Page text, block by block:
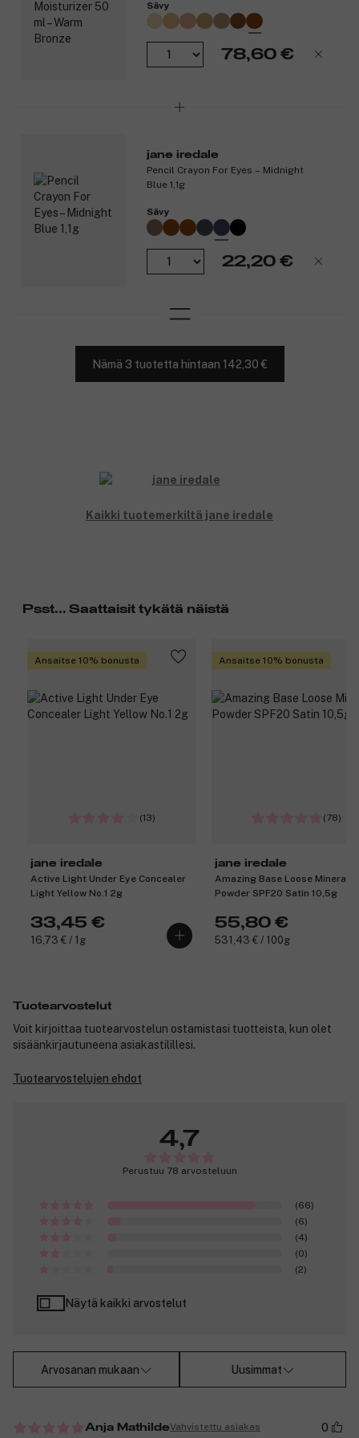
Vinkki: Levitä puuteria kerros kerrokselta ja lisää Hydration
Spray -kosteussuihketta jokaisen kerroksen väliin – näin meikkisi
kestää koko päivän ja voit lisätä peittävyyttä niin paljon kuin
Sävy
78,60 €
jane iredale
Pencil Crayon For Eyes – Midnight
Blue 1,1g
Sävy
22,20 €
Nämä 3 tuotetta hintaan 142,30 €
Kaikki tuotemerkiltä jane iredale
Psst... Saattaisit tykätä näistä
Ansaitse 10% bonusta
(13)
jane iredale
Active Light Under Eye Concealer
Light Yellow No.1 2g
33,45 €
16,73 € / 1g
Ansaitse 10% bonusta
(78)
jane iredale
Amazing Base Loose Mineral
Powder SPF20 Satin 10,5g
55,80 €
531,43 € / 100g
Tuotearvostelut
Voit kirjoittaa tuotearvostelun ostamistasi tuotteista, kun olet
sisäänkirjautuneena asiakastilillesi.
Tuotearvostelujen ehdot
4,7
Perustuu 78 arvosteluun
(66)
(6)
(4)
(0)
(2)
Näytä kaikki arvostelut
Arvosanan mukaan Uusimmat
Anja MathildeVahvistettu asiakas 0